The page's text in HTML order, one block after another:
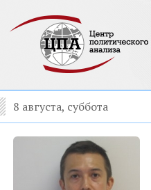
8 августа, суббота